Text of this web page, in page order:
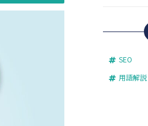
SEO
用語解説